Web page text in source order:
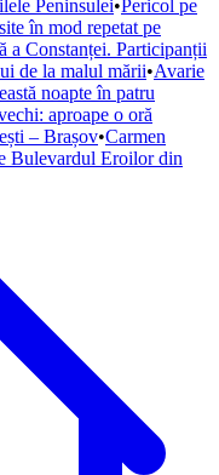
Peninsulei•Pericol pe
în mod repetat pe
a Constanței. Participanții
de la malul mării•Avarie
noapte în patru
aproape o oră
– Brașov•Carmen
Bulevardul Eroilor din